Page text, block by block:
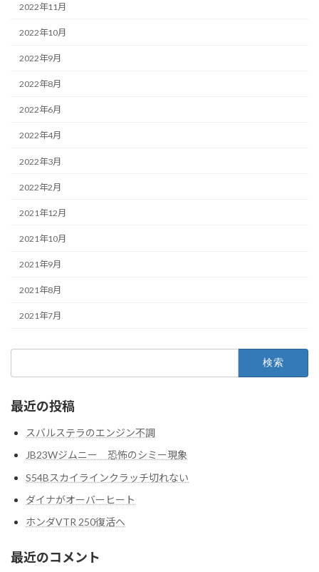
2022年11月
2022年10月
2022年9月
2022年8月
2022年6月
2022年4月
2022年3月
2022年2月
2021年12月
2021年10月
2021年9月
2021年8月
2021年7月
最近の投稿
スバルステラのエンジン不調
JB23Wジムニー 恐怖のシミー現象
S54Bスカイラインクラッチ切れない
ダイナがオーバーヒート
ホンダVTR 250復活へ
最近のコメント